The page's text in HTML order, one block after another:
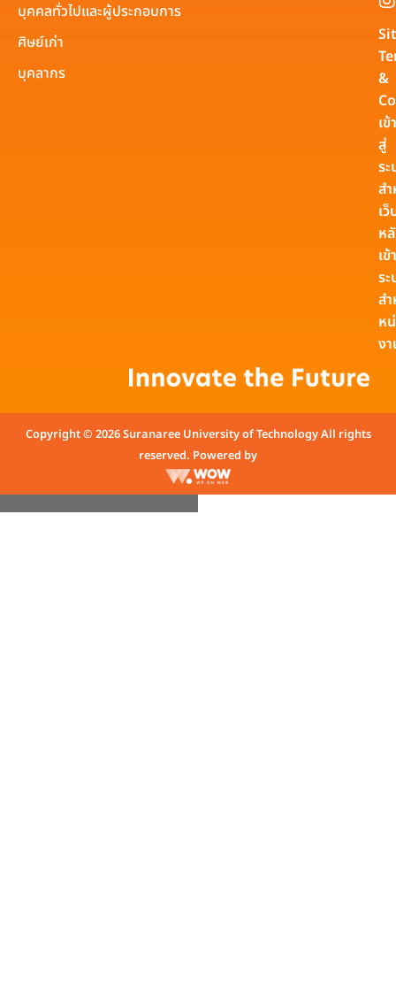
บุคคลทั่วไปและผู้ประกอบการ
ศิษย์เก่า
บุคลากร
&
เข้า
สู่
ร
ส
เ
ห
เข้
ร
ส
ห
ง
Copyright © 2026 Suranaree University of Technology All rights
reserved. Powered by